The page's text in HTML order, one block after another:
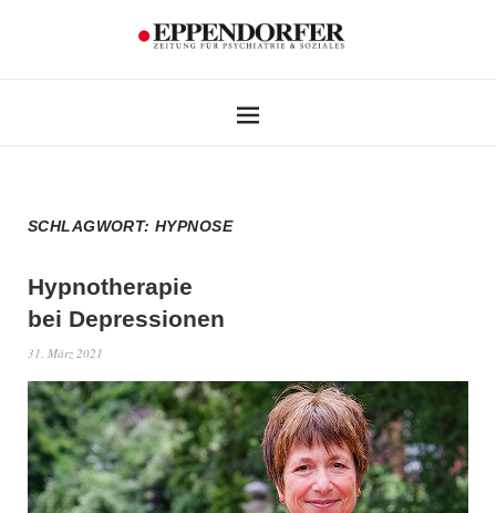
SCHLAGWORT:HYPNOSE
Hypnotherapie
bei Depressionen
31. März 2021